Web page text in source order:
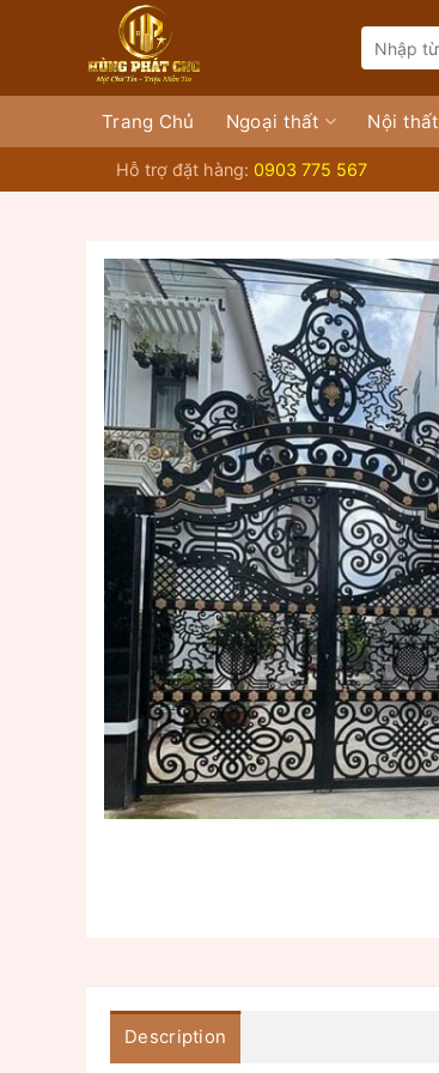
dung
for:
Trang Chủ Ngoại thất Nội thất
Hỗ trợ đặt hàng: 0903 775 567
Description